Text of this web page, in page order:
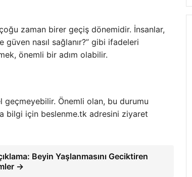
zaman birer geçiş dönemidir. İnsanlar,
güven nasıl sağlanır?” gibi ifadeleri
önemli bir adım olabilir.
geçmeyebilir. Önemli olan, bu durumu
bilgi için beslenme.tk adresini ziyaret
Beyin Yaşlanmasını Geciktiren
→